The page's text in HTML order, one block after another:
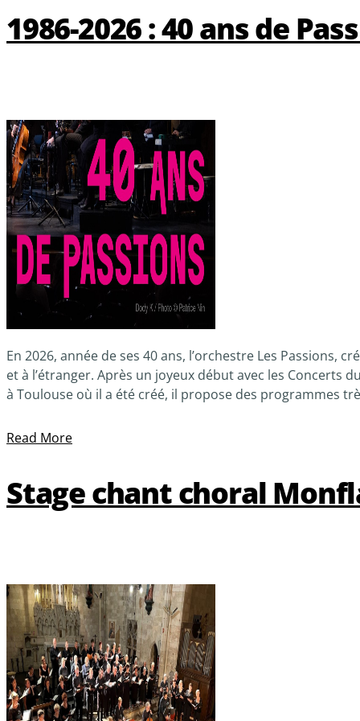
1986-2026 : 40 ans de
En 2026, année de ses 40 ans, l’orchestre Les Passions,
et à l’étranger. Après un joyeux début avec les Concerts
à Toulouse où il a été créé, il propose des programmes
Read More
Stage chant choral